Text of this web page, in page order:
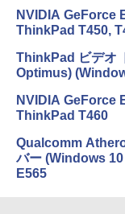
NVIDIA GeForce
ThinkPad T450,
ThinkPad ビデオ
Optimus)
NVIDIA GeForce
ThinkPad T460
Qualcomm
バー (Windows
E565